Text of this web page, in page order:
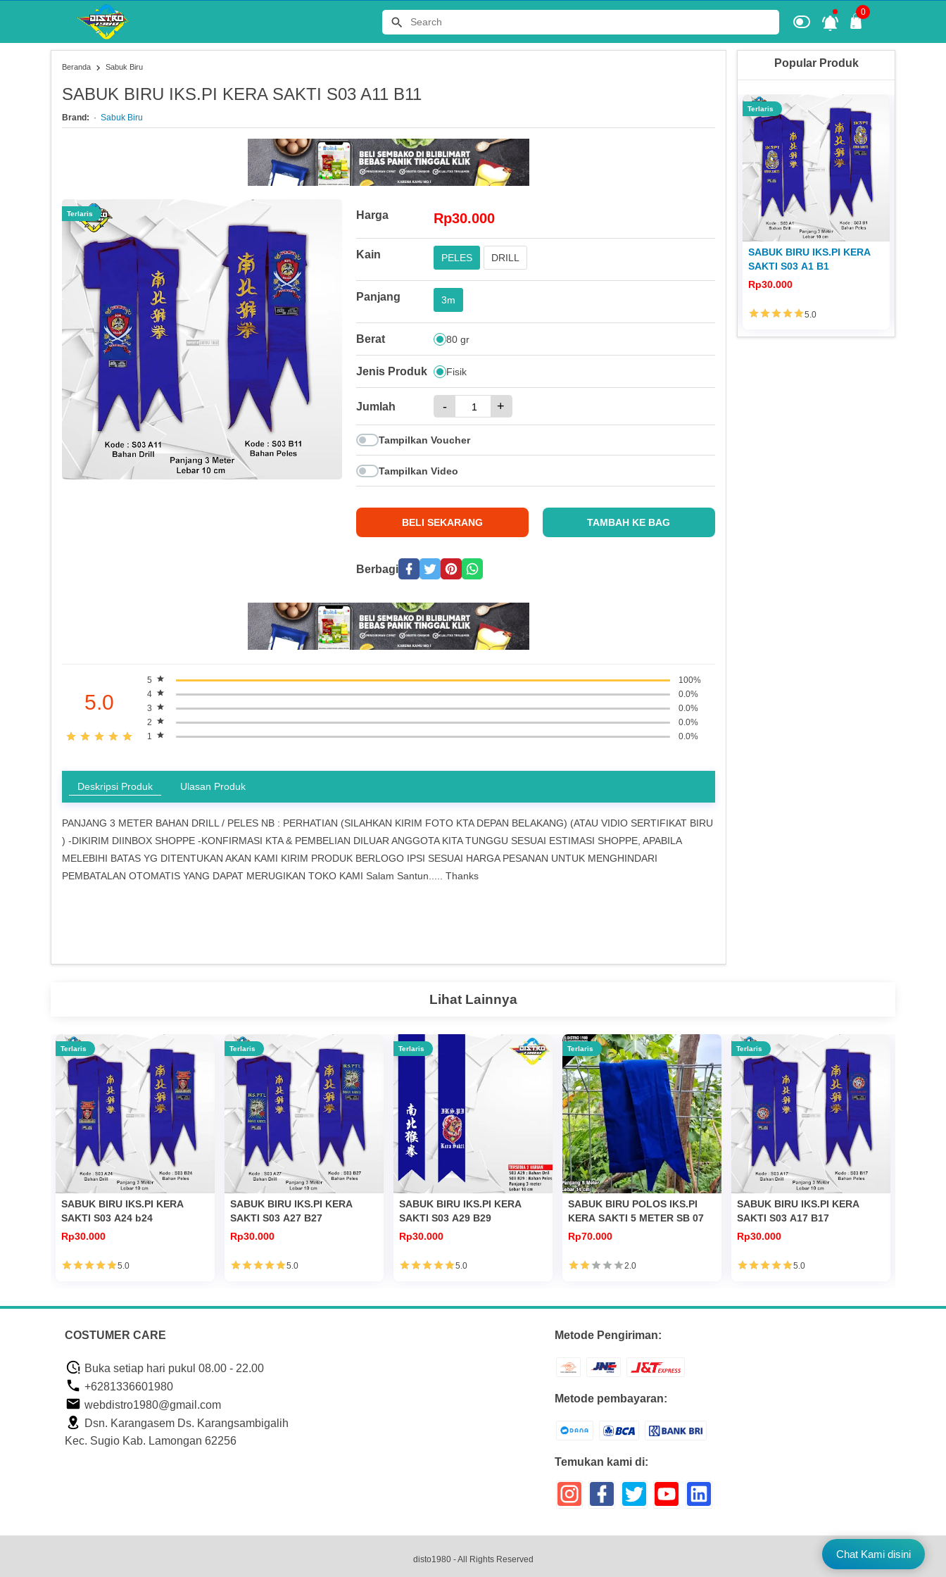
0
Beranda Sabuk Biru
SABUK BIRU IKS.PI KERA SAKTI S03 A11 B11
Brand: Sabuk Biru
Terlaris Harga Rp30.000
Kain PELES DRILL
Panjang 3m
Berat 80 gr
Jenis Produk Fisik
Jumlah - +
Tampilkan Voucher
Tampilkan Video
BELI SEKARANG TAMBAH KE BAG
Berbagi
5.0
5
100%
4
0.0%
3
0.0%
2
0.0%
1
0.0%
Deskripsi Produk Ulasan Produk
PANJANG 3 METER BAHAN DRILL / PELES NB : PERHATIAN (SILAHKAN KIRIM FOTO KTA DEPAN BELAKANG) (ATAU VIDIO SERTIFIKAT BIRU
) -DIKIRIM DIINBOX SHOPPE -KONFIRMASI KTA & PEMBELIAN DILUAR ANGGOTA KITA TUNGGU SESUAI ESTIMASI SHOPPE, APABILA
MELEBIHI BATAS YG DITENTUKAN AKAN KAMI KIRIM PRODUK BERLOGO IPSI SESUAI HARGA PESANAN UNTUK MENGHINDARI
PEMBATALAN OTOMATIS YANG DAPAT MERUGIKAN TOKO KAMI Salam Santun..... Thanks
Popular Produk
Rp65.000
Terlaris
SABUK BIRU IKS.PI KERA
SAKTI S03 A1 B1
Rp30.000
5.0
Lihat Lainnya
Terlaris
SABUK BIRU IKS.PI KERA
SAKTI S03 A24 b24
Rp30.000
5.0
Terlaris
SABUK BIRU IKS.PI KERA
SAKTI S03 A27 B27
Rp30.000
5.0
Terlaris
SABUK BIRU IKS.PI KERA
SAKTI S03 A29 B29
Rp30.000
5.0
Terlaris
SABUK BIRU POLOS IKS.PI
KERA SAKTI 5 METER SB 07
Rp70.000
2.0
Terlaris
SABUK BIRU IKS.PI KERA
SAKTI S03 A17 B17
Rp30.000
5.0
COSTUMER CARE
Buka setiap hari pukul 08.00 - 22.00
+6281336601980
webdistro1980@gmail.com
Dsn. Karangasem Ds. Karangsambigalih
Kec. Sugio Kab. Lamongan 62256
Metode Pengiriman:
Metode pembayaran:
Temukan kami di:
disto1980- All Rights Reserved Chat Kami disini